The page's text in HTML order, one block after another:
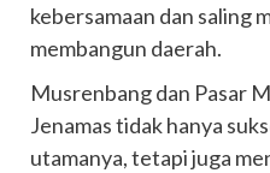
kebersamaan dan saling
membangun daerah.
Musrenbang dan Pasar
Jenamas tidak hanya
utamanya, tetapi juga